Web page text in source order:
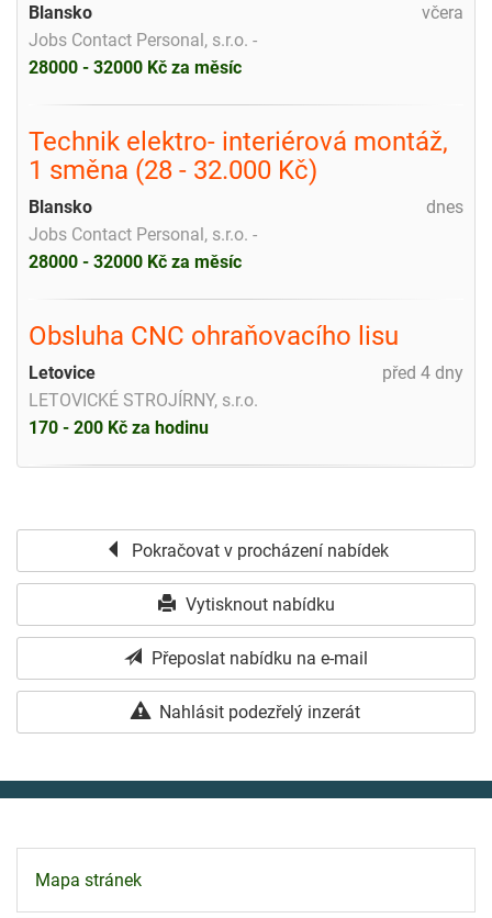
včera
Blansko
Jobs Contact Personal, s.r.o. -
28000 - 32000 Kč za měsíc
Technik elektro- interiérová montáž,
1 směna (28 - 32.000 Kč)
dnes
Blansko
Jobs Contact Personal, s.r.o. -
28000 - 32000 Kč za měsíc
Obsluha CNC ohraňovacího lisu
před 4 dny
Letovice
LETOVICKÉ STROJÍRNY, s.r.o.
170 - 200 Kč za hodinu
Pokračovat v procházení nabídek
Vytisknout nabídku
Přeposlat nabídku na e-mail
Nahlásit podezřelý inzerát
Mapa stránek